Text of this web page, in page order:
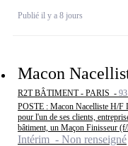
Publié il y a 8 jours
Macon
R2T BÂTIMENT - PARIS -
POSTE : Macon Nacelliste H/F
pour l'un de ses clients,
bâtiment, un Maçon Finisseur (f/
Intérim - Non renseigné